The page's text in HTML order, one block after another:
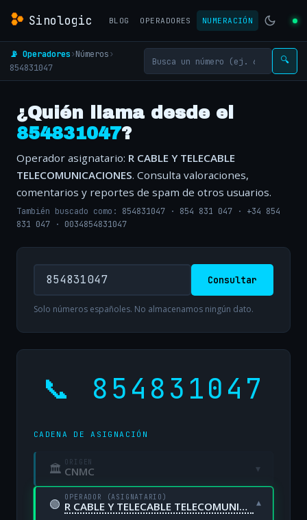
Sinologic BLOG OPERADORES NUMERACIÓN
📡 Operadores›Números›
854831047
🔍
¿Quién llama desde el
854831047?
Operador asignatario: R CABLE Y TELECABLE
TELECOMUNICACIONES. Consulta valoraciones,
comentarios y reportes de spam de otros usuarios.
También buscado como: 854831047 · 854 831 047 · +34 854
831 047 · 0034854831047
Consultar
Solo números españoles. No almacenamos ningún dato.
📞 854831047
CADENA DE ASIGNACIÓN
🏛 ORIGEN
CNMC ▾
🟢 OPERADOR (ASIGNATARIO)
R CABLE Y TELECABLE TELECOMUNICACIONES, S.A. UNIPERSONAL ▾